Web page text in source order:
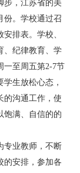
，江苏省的美
份。学校通过召
排表。学校、
、纪律教育、学
一至周五第2-7节
生放松心态，
的沟通工作，使
饱满、自信的的
业教师，不断
的安排，参加各